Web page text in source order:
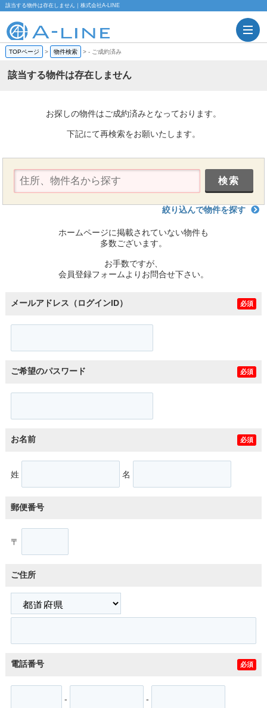
該当する物件は存在しません｜株式会社A-LINE
TOPページ > 物件検索 >- ご成約済み
該当する物件は存在しません
お探しの物件はご成約済みとなっております。
下記にて再検索をお願いたします。
絞り込んで物件を探す
ホームページに掲載されていない物件も
多数ございます。
お手数ですが、
会員登録フォームよりお問合せ下さい。
メールアドレス（ログインID） 必須
ご希望のパスワード 必須
お名前 必須
姓 名
郵便番号
〒
ご住所
電話番号 必須
- -